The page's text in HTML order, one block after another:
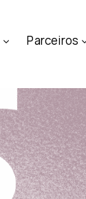
Parceiros